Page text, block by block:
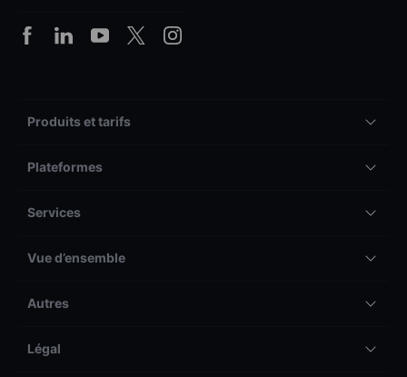
Produits et tarifs
Plateformes
Services
Vue d’ensemble
Autres
Légal